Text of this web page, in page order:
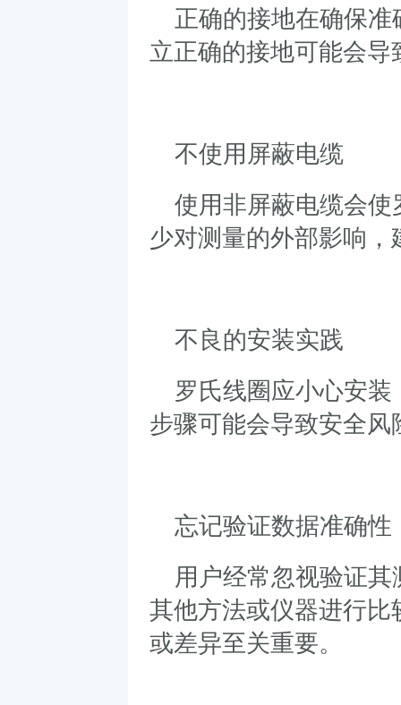
正确的接地在确保
立正确的接地可能会
不使用屏蔽电缆
使用非屏蔽电缆会
少对测量的外部影响
不良的安装实践
罗氏线圈应小心安
步骤可能会导致安全
忘记验证数据准确性
用户经常忽视验证
其他方法或仪器进行
或差异至关重要。